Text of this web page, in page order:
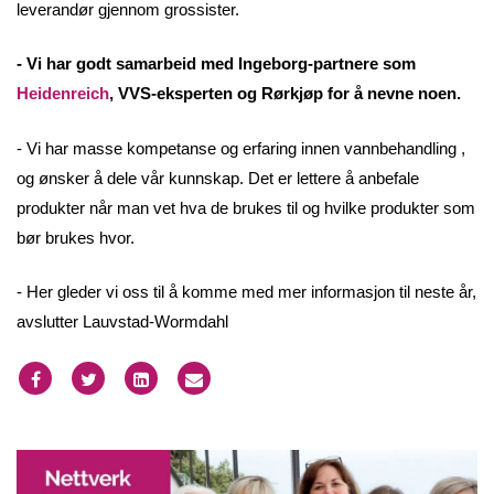
leverandør gjennom grossister.
- Vi har godt samarbeid med Ingeborg-partnere som
Heidenreich, VVS-eksperten og Rørkjøp for å nevne noen.
- Vi har masse kompetanse og erfaring innen vannbehandling ,
og ønsker å dele vår kunnskap. Det er lettere å anbefale
produkter når man vet hva de brukes til og hvilke produkter som
bør brukes hvor.
- Her gleder vi oss til å komme med mer informasjon til neste år,
avslutter Lauvstad-Wormdahl